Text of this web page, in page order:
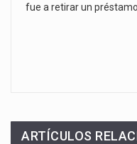
fue a retirar un préstamo
ARTÍCULOS